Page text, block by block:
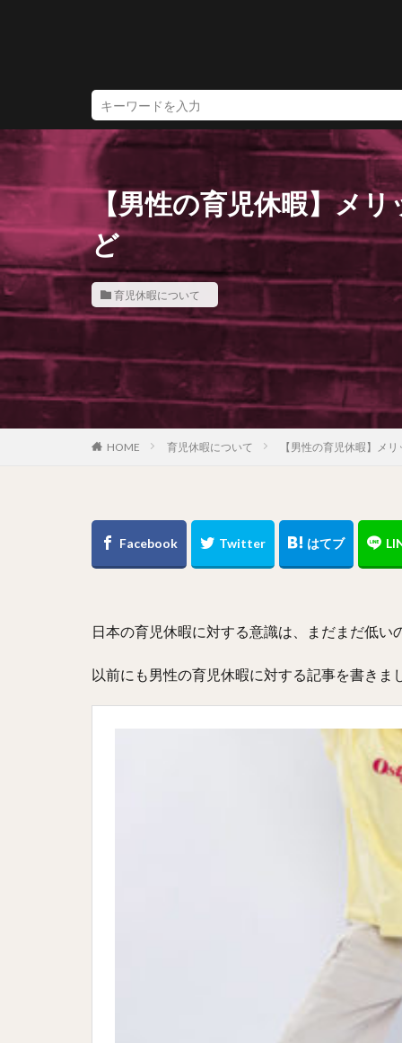
【男性の育児休暇】メ
ど
育児休暇について
HOME 育児休暇について 【男性の育児休暇】メ
日本の育児休暇に対する意識は、まだまだ低い
以前にも男性の育児休暇に対する記事を書きま